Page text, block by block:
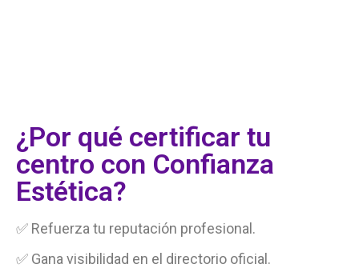
¿Por qué certificar tu
centro con Confianza
Estética?
✅ Refuerza tu reputación profesional.
✅ Gana visibilidad en el directorio oficial.